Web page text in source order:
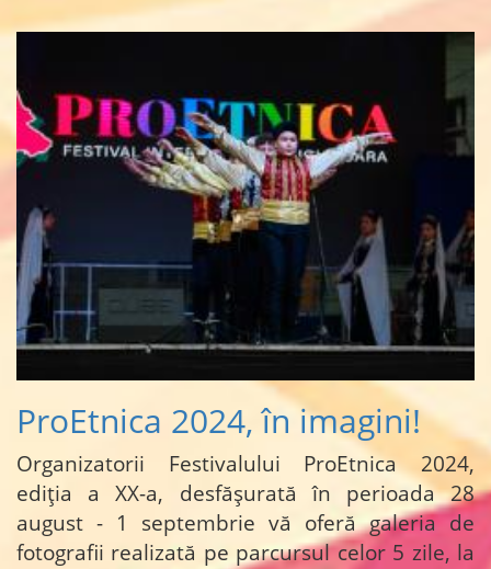
ProEtnica 2024, în imagini!
Organizatorii Festivalului ProEtnica 2024,
ediția a XX-a, desfășurată în perioada 28
august - 1 septembrie vă oferă galeria de
fotografii realizată pe parcursul celor 5 zile, la